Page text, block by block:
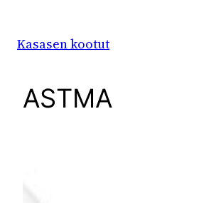
Kasasen kootut
ASTMA